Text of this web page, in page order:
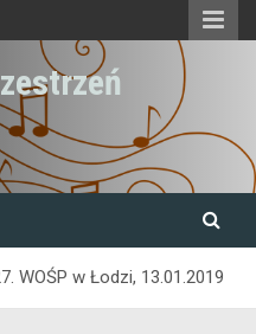
WOŚP w Łodzi, 13.01.2019